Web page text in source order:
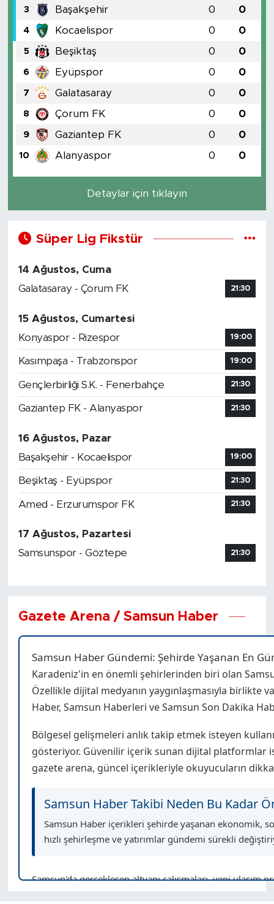
3 Başakşehir 0 0
4 Kocaelispor 0 0
5 Beşiktaş 0 0
6 Eyüpspor 0 0
7 Galatasaray 0 0
8 Çorum FK 0 0
9 Gaziantep FK 0 0
10 Alanyaspor 0 0
Detaylar için tıklayın
Süper Lig Fikstür
14 Ağustos, Cuma
Galatasaray - Çorum FK
21:30
15 Ağustos, Cumartesi
Konyaspor - Rizespor
19:00
Kasımpaşa - Trabzonspor 19:00
Gençlerbirliği S.K. - Fenerbahçe 21:30
Gaziantep FK - Alanyaspor 21:30
16 Ağustos, Pazar
Başakşehir - Kocaelispor
19:00
Beşiktaş - Eyüpspor 21:30
Amed - Erzurumspor FK 21:30
17 Ağustos, Pazartesi
Samsunspor - Göztepe
21:30
Gazete Arena / Samsun Haber
Samsun Haber Gündemi: Şehirde Yaşanan En
Karadeniz'in en önemli şehirlerinden biri olan
Özellikle dijital medyanın yaygınlaşmasıyla
Haber, Samsun Haberleri ve Samsun Son Dakika
Bölgesel gelişmeleri anlık takip etmek isteyen
gösteriyor. Güvenilir içerik sunan dijital platformlar
gazete arena, güncel içerikleriyle okuyucuların
Samsun Haber Takibi Neden Bu Kadar
Samsun Haber içerikleri şehirde yaşanan ekonomik,
hızlı şehirleşme ve yatırımlar gündemi sürekli
Samsun'da gerçekleşen altyapı çalışmaları, yeni